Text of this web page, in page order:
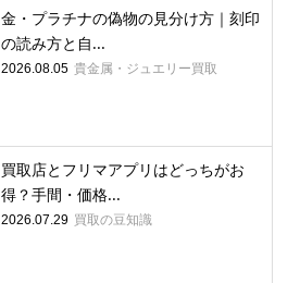
金・プラチナの偽物の見分け方｜刻印
の読み方と自...
2026.08.05 貴金属・ジュエリー買取
買取店とフリマアプリはどっちがお
得？手間・価格...
2026.07.29 買取の豆知識